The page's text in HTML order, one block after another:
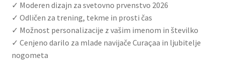
✓ Moderen dizajn za svetovno prvenstvo 2026
✓ Odličen za trening, tekme in prosti čas
✓ Možnost personalizacije z vašim imenom in številko
✓ Cenjeno darilo za mlade navijače Curaçaa in ljubitelje
nogometa